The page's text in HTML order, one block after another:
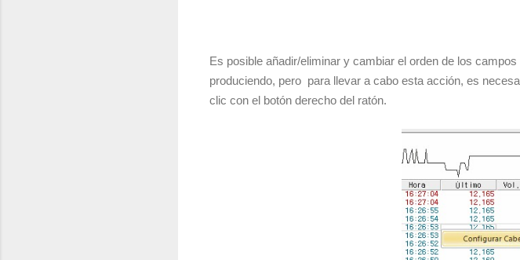
Es posible añadir/eliminar y cambiar el orden de los
produciendo, pero para llevar a cabo esta acción, es
clic con el botón derecho del ratón.